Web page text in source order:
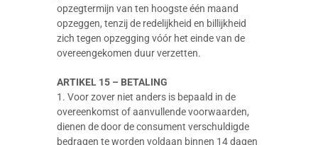
opzegtermijn van ten hoogste één maand
opzeggen, tenzij de redelijkheid en billijkheid
zich tegen opzegging vóór het einde van de
overeengekomen duur verzetten.
ARTIKEL 15 – BETALING
1. Voor zover niet anders is bepaald in de
overeenkomst of aanvullende voorwaarden,
dienen de door de consument verschuldigde
bedragen te worden voldaan binnen 14 dagen